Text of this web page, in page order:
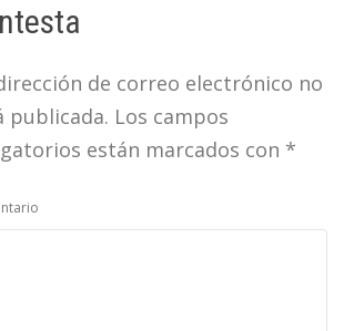
de correo electrónico no
publicada. Los campos
están marcados con *